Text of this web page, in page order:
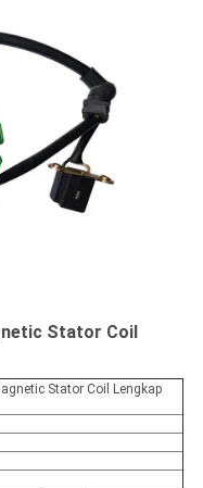
Stator Coil
Stator Coil Lengkap